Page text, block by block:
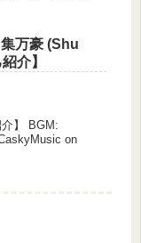
万豪 (Shu
介】